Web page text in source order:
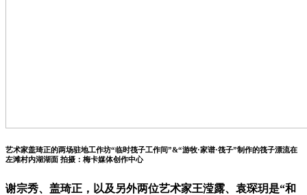
艺术家盖琦正的两场驻地工作坊“临时筏子工作间”&“游牧·家谱·筏子”制作的筏子漂流在
左滩村内湖湖面 拍摄：梅卡媒体创作中心
谢宗秀、盖琦正，以及另外两位艺术家王滢露、袁琛玥是“和